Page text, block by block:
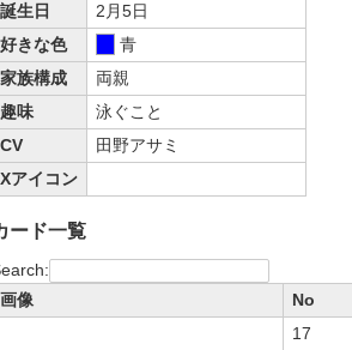
誕生日
2月5日
好きな色
青
家族構成
両親
趣味
泳ぐこと
CV
田野アサミ
Xアイコン
ード一覧
画像
No
17